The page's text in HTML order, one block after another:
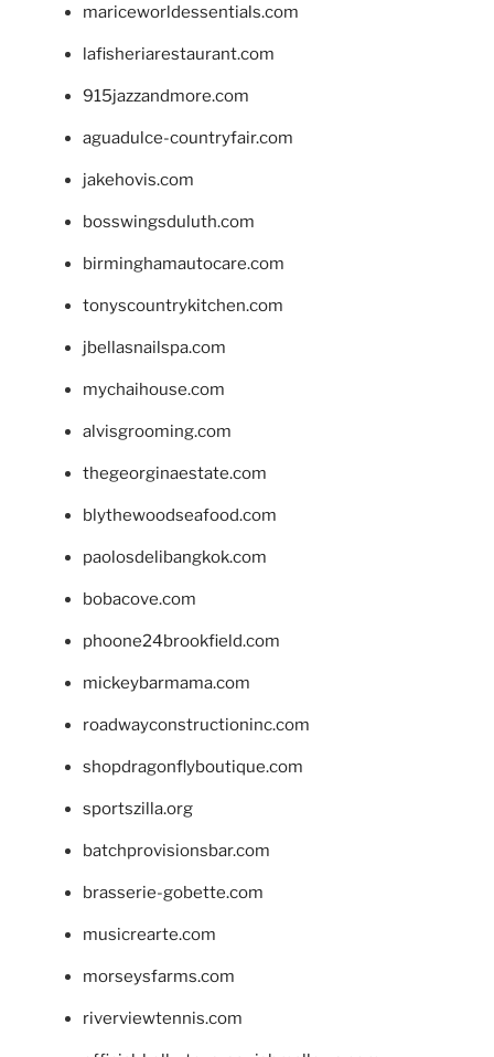
mariceworldessentials.com
lafisheriarestaurant.com
915jazzandmore.com
aguadulce-countryfair.com
jakehovis.com
bosswingsduluth.com
birminghamautocare.com
tonyscountrykitchen.com
jbellasnailspa.com
mychaihouse.com
alvisgrooming.com
thegeorginaestate.com
blythewoodseafood.com
paolosdelibangkok.com
bobacove.com
phoone24brookfield.com
mickeybarmama.com
roadwayconstructioninc.com
shopdragonflyboutique.com
sportszilla.org
batchprovisionsbar.com
brasserie-gobette.com
musicrearte.com
morseysfarms.com
riverviewtennis.com